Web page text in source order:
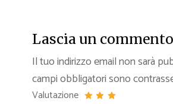
Lascia un commento
Il tuo indirizzo email non sarà
campi obbligatori sono
Valutazione